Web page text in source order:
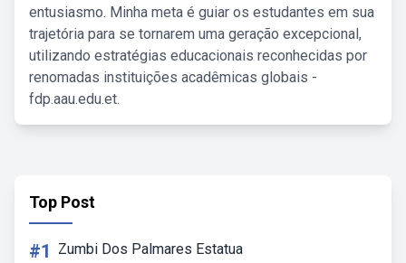
entusiasmo. Minha meta é guiar os estudantes em sua
trajetória para se tornarem uma geração excepcional,
utilizando estratégias educacionais reconhecidas por
renomadas instituições acadêmicas globais -
fdp.aau.edu.et.
Top Post
#1 Zumbi Dos Palmares Estatua